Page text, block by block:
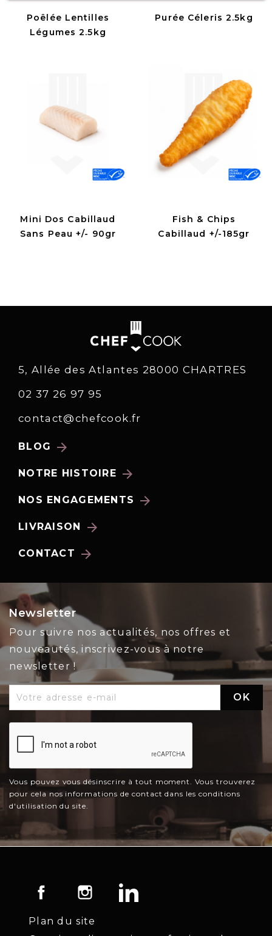
Poêlée Lentilles
Légumes 2.5kg
Purée Céleris 2.5kg
Mini Dos Cabillaud
Sans Peau +/- 90gr
Fish & Chips
Cabillaud +/-185gr
5, Allée des Atlantes 28000 CHARTRES
02 37 26 97 95
contact@chefcook.fr
BLOG arrow_forward
NOTRE HISTOIRE arrow_forward
NOS ENGAGEMENTS arrow_forward
LIVRAISON arrow_forward
CONTACT arrow_forward
Newsletter
Pour suivre nos actualités, nos offres et
nouveautés, inscrivez-vous à notre
newsletter !
Vous pouvez vous désinscrire à tout moment. Vous trouverez
pour cela nos informations de contact dans les conditions
d'utilisation du site.
Facebook Instagram
Plan du site